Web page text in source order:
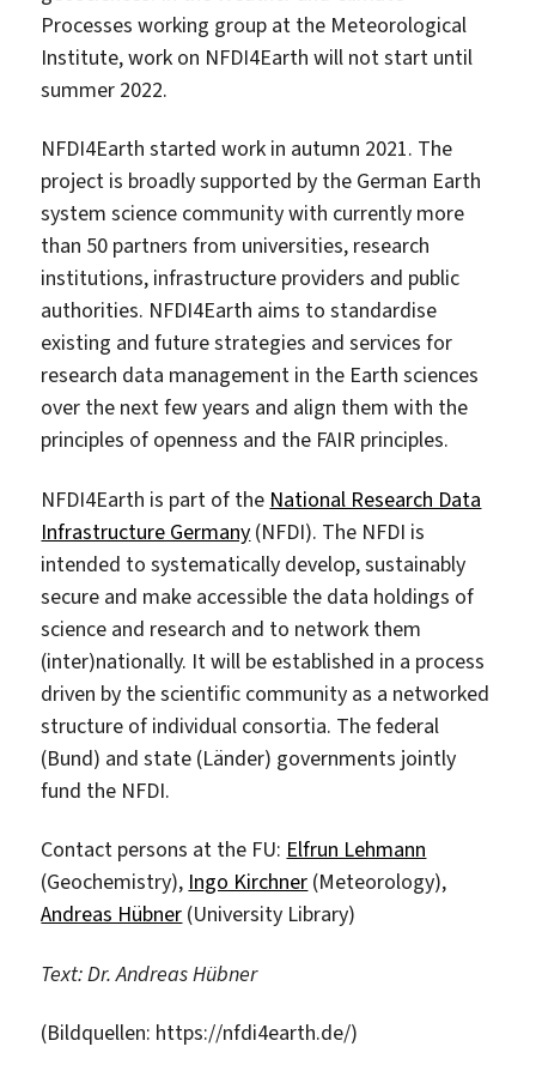
Processes working group at the Meteorological
Institute, work on NFDI4Earth will not start until
summer 2022.
NFDI4Earth started work in autumn 2021. The
project is broadly supported by the German Earth
system science community with currently more
than 50 partners from universities, research
institutions, infrastructure providers and public
authorities. NFDI4Earth aims to standardise
existing and future strategies and services for
research data management in the Earth sciences
over the next few years and align them with the
principles of openness and the FAIR principles.
NFDI4Earth is part of the National Research Data
Infrastructure Germany (NFDI). The NFDI is
intended to systematically develop, sustainably
secure and make accessible the data holdings of
science and research and to network them
(inter)nationally. It will be established in a process
driven by the scientific community as a networked
structure of individual consortia. The federal
(Bund) and state (Länder) governments jointly
fund the NFDI.
Contact persons at the FU: Elfrun Lehmann
(Geochemistry), Ingo Kirchner (Meteorology),
Andreas Hübner (University Library)
Text: Dr. Andreas Hübner
(Bildquellen: https://nfdi4earth.de/)